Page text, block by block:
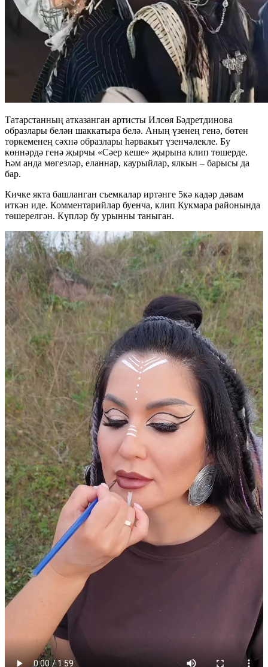
Татарстанның атказанган артисты Илсөя Бәдретдинова
образлары белән шаккатыра белә. Аның үзенең генә, бөтен
төркеменең сәхнә образлары һәрвакыт үзенчәлекле. Бу
көннәрдә генә җырчы «Сәер кеше» җырына клип төшерде.
Һәм анда мөгезләр, еланнар, каурыйлар, ялкын – барысы да
бар.
Кичке якта башланган съемкалар иртәнге 5кә кадәр дәвам
иткән иде. Комментарийлар буенча, клип Кукмара районында
төшерелгән. Күпләр бу урынны таныган.